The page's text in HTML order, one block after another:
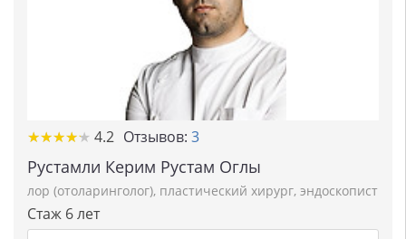
★★★★★
★★★★★ 4.2 Отзывов: 3
Рустамли Керим Рустам Оглы
лор (отоларинголог), пластический хирург, эндоскопист
Стаж 6 лет